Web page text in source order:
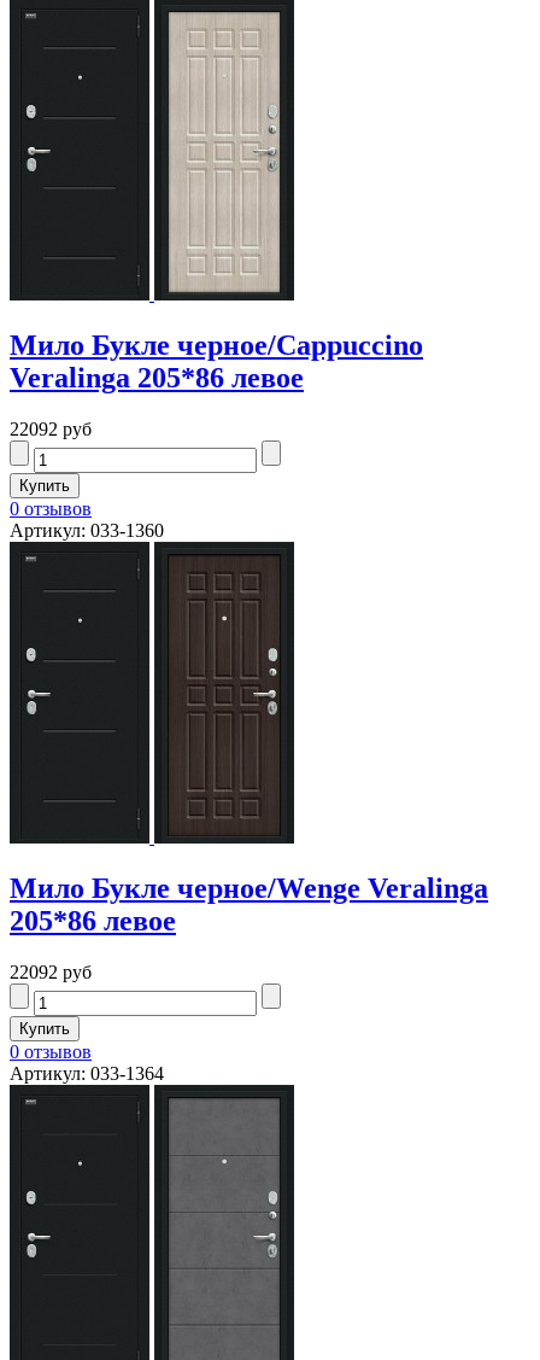
Мило Букле черное/Cappuccino
Veralinga 205*86 левое
22092 руб
0 отзывов
Артикул: 033-1360
Мило Букле черное/Wenge Veralinga
205*86 левое
22092 руб
0 отзывов
Артикул: 033-1364